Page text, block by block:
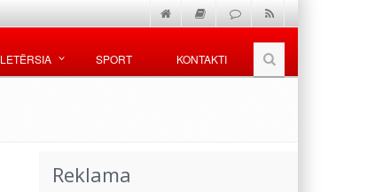
LETËRSIA SPORT KONTAKTI
Reklama